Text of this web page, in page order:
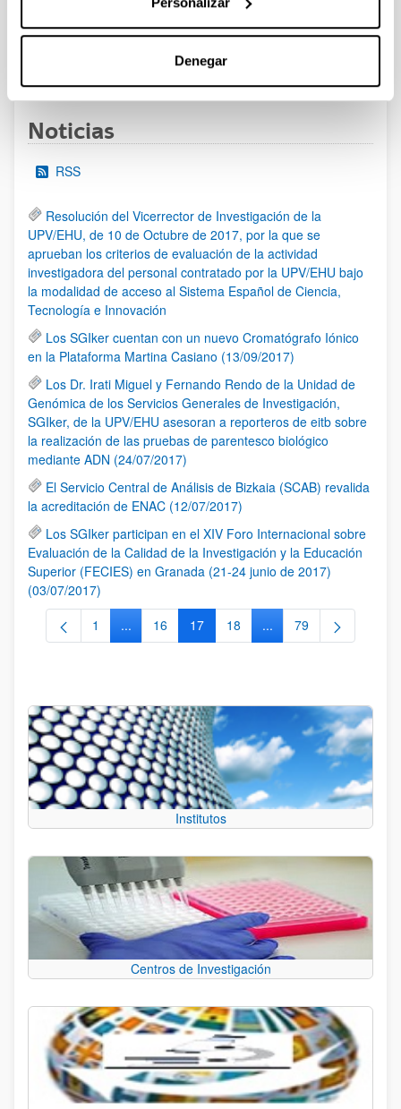
Denegar
al 30/07/2026 (ambos incluídos)
PáginaPáginaPágina
3 ...Páginas intermedias Use TAB
Noticias
RSS
Resolución del Vicerrector de Investigación de la
UPV/EHU, de 10 de Octubre de 2017, por la que se
aprueban los criterios de evaluación de la actividad
investigadora del personal contratado por la UPV/EHU bajo
la modalidad de acceso al Sistema Español de Ciencia,
Tecnología e Innovación
Los SGIker cuentan con un nuevo Cromatógrafo Iónico
en la Plataforma Martina Casiano (13/09/2017)
Los Dr. Irati Miguel y Fernando Rendo de la Unidad de
Genómica de los Servicios Generales de Investigación,
SGIker, de la UPV/EHU asesoran a reporteros de eitb sobre
la realización de las pruebas de parentesco biológico
mediante ADN (24/07/2017)
El Servicio Central de Análisis de Bizkaia (SCAB) revalida
la acreditación de ENAC (12/07/2017)
Los SGIker participan en el XIV Foro Internacional sobre
Evaluación de la Calidad de la Investigación y la Educación
Superior (FECIES) en Granada (21-24 junio de 2017)
(03/07/2017)
Página
1 ...Páginas intermedias Use TAB para desplazarse.
Página
16 Página
17 Página
18 ...Páginas intermedias
Página
79
Institutos
Centros de Investigación